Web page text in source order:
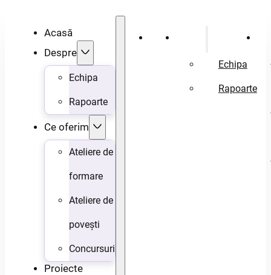
Acasă
Despre
Echipa
Rapoarte
Ce oferim
Ateliere de
formare
Ateliere de
povești
Concursuri
Proiecte
Acasă
Echipa
Rapoarte